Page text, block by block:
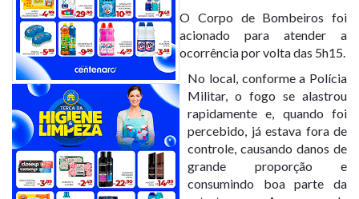
O Corpo de Bombeiros foi
acionado para atender a
ocorrência por volta das 5h15.
No local, conforme a Polícia
Militar, o fogo se alastrou
rapidamente e, quando foi
percebido, já estava fora de
controle, causando danos de
grande proporção e
consumindo boa parte da